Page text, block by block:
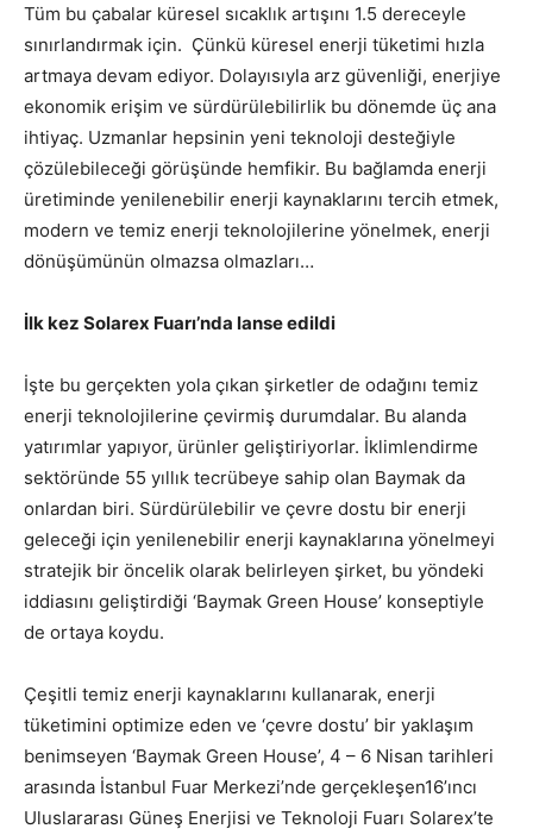
Tüm bu çabalar küresel sıcaklık artışını 1.5 dereceyle
sınırlandırmak için. Çünkü küresel enerji tüketimi hızla
artmaya devam ediyor. Dolayısıyla arz güvenliği, enerjiye
ekonomik erişim ve sürdürülebilirlik bu dönemde üç ana
ihtiyaç. Uzmanlar hepsinin yeni teknoloji desteğiyle
çözülebileceği görüşünde hemfikir. Bu bağlamda enerji
üretiminde yenilenebilir enerji kaynaklarını tercih etmek,
modern ve temiz enerji teknolojilerine yönelmek, enerji
dönüşümünün olmazsa olmazları…
İlk kez Solarex Fuarı’nda lanse edildi
İşte bu gerçekten yola çıkan şirketler de odağını temiz
enerji teknolojilerine çevirmiş durumdalar. Bu alanda
yatırımlar yapıyor, ürünler geliştiriyorlar. İklimlendirme
sektöründe 55 yıllık tecrübeye sahip olan Baymak da
onlardan biri. Sürdürülebilir ve çevre dostu bir enerji
geleceği için yenilenebilir enerji kaynaklarına yönelmeyi
stratejik bir öncelik olarak belirleyen şirket, bu yöndeki
iddiasını geliştirdiği ‘Baymak Green House’ konseptiyle
de ortaya koydu.
Çeşitli temiz enerji kaynaklarını kullanarak, enerji
tüketimini optimize eden ve ‘çevre dostu’ bir yaklaşım
benimseyen ‘Baymak Green House’, 4 – 6 Nisan tarihleri
arasında İstanbul Fuar Merkezi’nde gerçekleşen16’ıncı
Uluslararası Güneş Enerjisi ve Teknoloji Fuarı Solarex’te